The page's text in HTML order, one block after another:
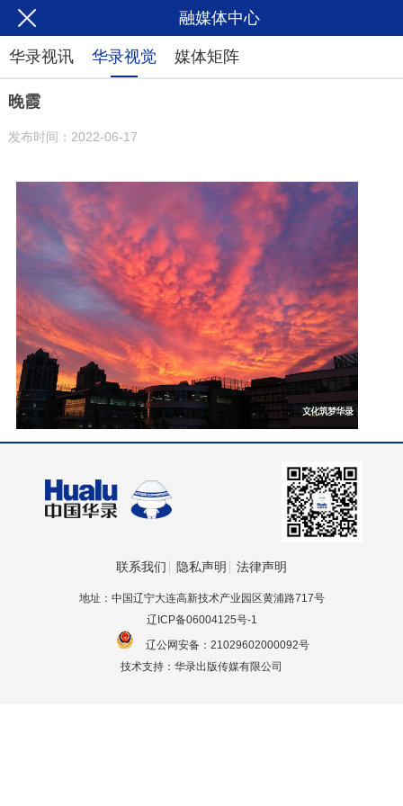
融媒体中心
华录视讯 华录视觉 媒体矩阵
晚霞
发布时间：2022-06-17
联系我们 隐私声明 法律声明
地址：中国辽宁大连高新技术产业园区黄浦路717号
辽ICP备06004125号-1
辽公网安备：21029602000092号
技术支持：华录出版传媒有限公司